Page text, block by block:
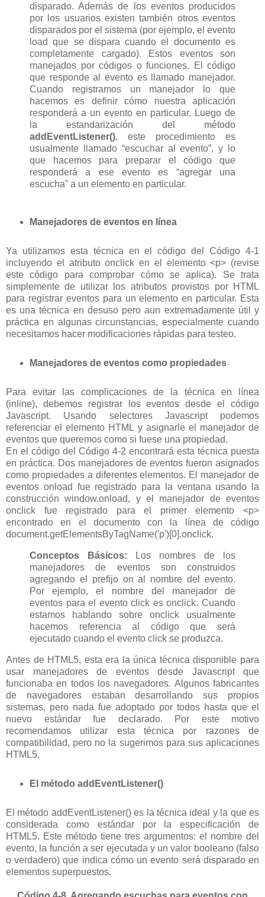
disparado. Además de los eventos producidos
por los usuarios existen también otros eventos
disparados por el sistema (por ejemplo, el evento
load que se dispara cuando el documento es
completamente cargado). Estos eventos son
manejados por códigos o funciones. El código
que responde al evento es llamado manejador.
Cuando registramos un manejador lo que
hacemos es definir cómo nuestra aplicación
responderá a un evento en particular. Luego de
la estandarización del método
addEventListener(), este procedimiento es
usualmente llamado “escuchar al evento”, y lo
que hacemos para preparar el código que
responderá a ese evento es “agregar una
escucha” a un elemento en particular.
Manejadores de eventos en línea
Ya utilizamos esta técnica en el código del Código 4-1
incluyendo el atributo onclick en el elemento <p> (revise
este código para comprobar cómo se aplica). Se trata
simplemente de utilizar los atributos provistos por HTML
para registrar eventos para un elemento en particular. Esta
es una técnica en desuso pero aun extremadamente útil y
práctica en algunas circunstancias, especialmente cuando
necesitamos hacer modificaciones rápidas para testeo.
Manejadores de eventos como propiedades
Para evitar las complicaciones de la técnica en línea
(inline), debemos registrar los eventos desde el código
Javascript. Usando selectores Javascript podemos
referenciar el elemento HTML y asignarle el manejador de
eventos que queremos como si fuese una propiedad.
En el código del Código 4-2 encontrará esta técnica puesta
en práctica. Dos manejadores de eventos fueron asignados
como propiedades a diferentes elementos. El manejador de
eventos onload fue registrado para la ventana usando la
construcción window.onload, y el manejador de eventos
onclick fue registrado para el primer elemento <p>
encontrado en el documento con la línea de código
document.getElementsByTagName('p')[0].onclick.
Conceptos Básicos: Los nombres de los
manejadores de eventos son construidos
agregando el prefijo on al nombre del evento.
Por ejemplo, el nombre del manejador de
eventos para el evento click es onclick. Cuando
estamos hablando sobre onclick usualmente
hacemos referencia al código que será
ejecutado cuando el evento click se produzca.
Antes de HTML5, esta era la única técnica disponible para
usar manejadores de eventos desde Javascript que
funcionaba en todos los navegadores. Algunos fabricantes
de navegadores estaban desarrollando sus propios
sistemas, pero nada fue adoptado por todos hasta que el
nuevo estándar fue declarado. Por este motivo
recomendamos utilizar esta técnica por razones de
compatibilidad, pero no la sugerimos para sus aplicaciones
HTML5.
El método addEventListener()
El método addEventListener() es la técnica ideal y la que es
considerada como estándar por la especificación de
HTML5. Este método tiene tres argumentos: el nombre del
evento, la función a ser ejecutada y un valor booleano (falso
o verdadero) que indica cómo un evento será disparado en
elementos superpuestos.